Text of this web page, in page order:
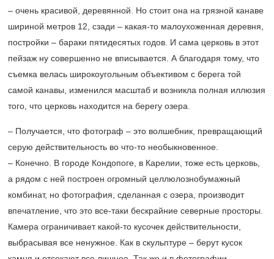
– очень красивой, деревянной. Но стоит она на грязной канаве
шириной метров 12, сзади – какая-то малоухоженная деревня,
постройки – бараки пятидесятых годов. И сама церковь в этот
пейзаж ну совершенно не вписывается. А благодаря тому, что
съемка велась широкоугольным объективом с берега той
самой канавы, изменился масштаб и возникла полная иллюзия
того, что церковь находится на берегу озера.
– Получается, что фотограф – это волшебник, превращающий
серую действительность во что-то необыкновенное.
– Конечно. В городе Кондопоге, в Карелии, тоже есть церковь,
а рядом с ней построен огромный целлюлознобумажный
комбинат, но фотография, сделанная с озера, производит
впечатление, что это все-таки бескрайние северные просторы.
Камера ограничивает какой-то кусочек действительности,
выбрасывая все ненужное. Как в скульптуре – берут кусок